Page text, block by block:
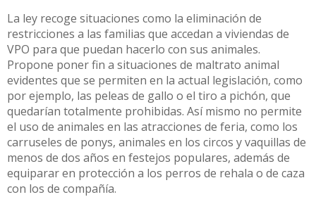
La ley recoge situaciones como la eliminación de
restricciones a las familias que accedan a viviendas de
VPO para que puedan hacerlo con sus animales.
Propone poner fin a situaciones de maltrato animal
evidentes que se permiten en la actual legislación, como
por ejemplo, las peleas de gallo o el tiro a pichón, que
quedarían totalmente prohibidas. Así mismo no permite
el uso de animales en las atracciones de feria, como los
carruseles de ponys, animales en los circos y vaquillas de
menos de dos años en festejos populares, además de
equiparar en protección a los perros de rehala o de caza
con los de compañía.